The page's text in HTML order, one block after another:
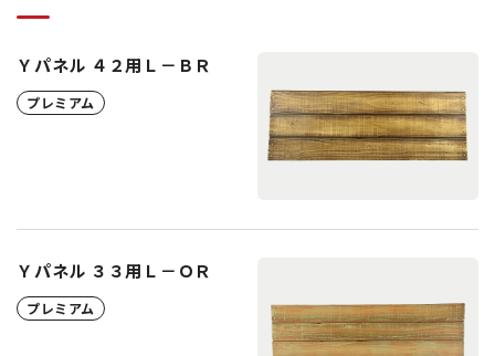
Ｙパネル ４２用Ｌ－ＢＲ
プレミアム
Ｙパネル ３３用Ｌ－ＯＲ
プレミアム